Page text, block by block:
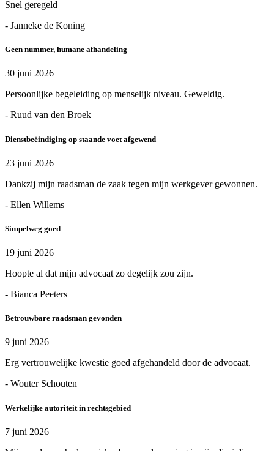
Snel geregeld
- Janneke de Koning
Geen nummer, humane afhandeling
30 juni 2026
Persoonlijke begeleiding op menselijk niveau. Geweldig.
- Ruud van den Broek
Dienstbeëindiging op staande voet afgewend
23 juni 2026
Dankzij mijn raadsman de zaak tegen mijn werkgever gewonnen.
- Ellen Willems
Simpelweg goed
19 juni 2026
Hoopte al dat mijn advocaat zo degelijk zou zijn.
- Bianca Peeters
Betrouwbare raadsman gevonden
9 juni 2026
Erg vertrouwelijke kwestie goed afgehandeld door de advocaat.
- Wouter Schouten
Werkelijke autoriteit in rechtsgebied
7 juni 2026